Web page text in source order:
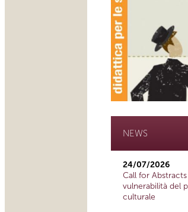
NEWS
24/07/2026
Call for
vulnerabilità del
culturale